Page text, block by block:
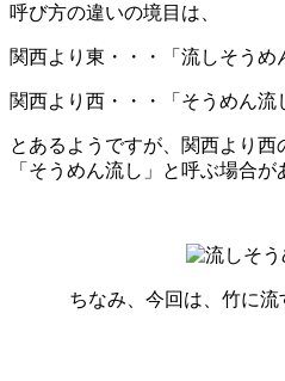
呼び方の違いの境目は、
関西より東・・・「流しそうめ
関西より西・・・「そうめん流
とあるようですが、関西より
「そうめん流し」と呼ぶ場合が
ちなみ、今回は、竹に流